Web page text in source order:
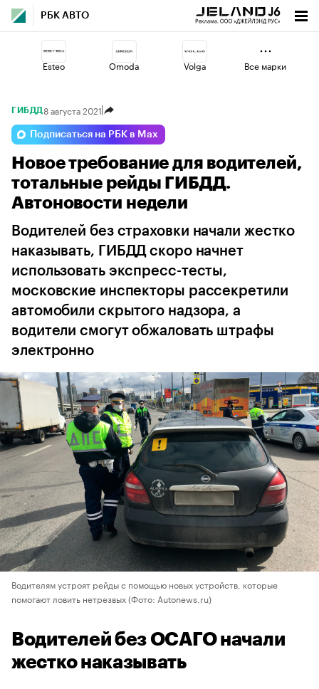
РБК АВТО
Esteo Omoda Volga
Changan Jaecoo
Haval Geely Voyah
Все марки
ГИБДД 8 августа 2021
Подписаться на РБК в Max
Новое требование для водителей,
тотальные рейды ГИБДД.
Автоновости недели
Водителей без страховки начали жестко
наказывать, ГИБДД скоро начнет
использовать экспресс-тесты,
московские инспекторы рассекретили
автомобили скрытого надзора, а
водители смогут обжаловать штрафы
электронно
Водителям устроят рейды с помощью новых устройств, которые
помогают ловить нетрезвых(Фото: Autonews.ru)
Водителей без ОСАГО начали
жестко наказывать